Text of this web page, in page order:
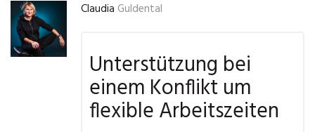
Claudia Guldental
Unterstützung bei
einem Konflikt um
flexible Arbeitszeiten